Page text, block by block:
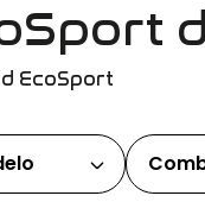
EcoSport